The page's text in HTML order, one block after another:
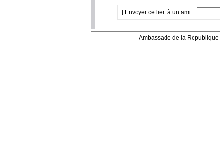
[ Envoyer ce lien à un ami ]
Ambassade de la